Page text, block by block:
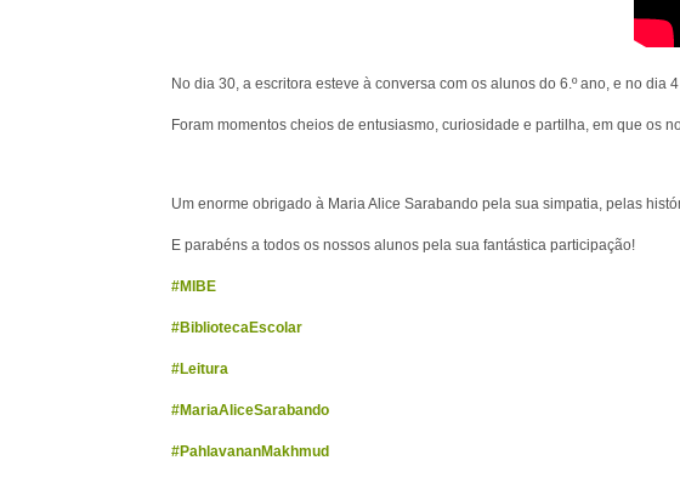
No dia 30, a escritora esteve à conversa com os alunos do 6.º ano, e no
Foram momentos cheios de entusiasmo, curiosidade e partilha, em que os
Um enorme obrigado à Maria Alice Sarabando pela sua simpatia, pelas
E parabéns a todos os nossos alunos pela sua fantástica participação!
#MIBE
#BibliotecaEscolar
#Leitura
#MariaAliceSarabando
#PahlavananMakhmud